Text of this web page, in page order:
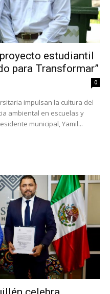
estudiantil
para Transformar”
0
impulsan la cultura del
ambiental en escuelas y
presidente municipal, Yamil...